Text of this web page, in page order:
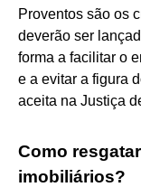
Proventos são os
deverão ser
forma a facilitar o
e a evitar a figura
aceita na Justiça
Como
imobiliários?